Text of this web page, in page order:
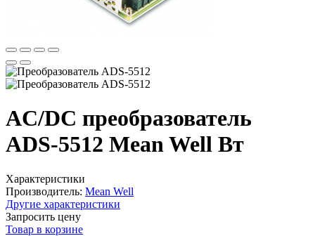
AC/DC преобразователь
ADS-5512 Mean Well Вт
Характеристики
Производитель: Mean Well
Другие характеристики
Запросить цену
Товар в корзине